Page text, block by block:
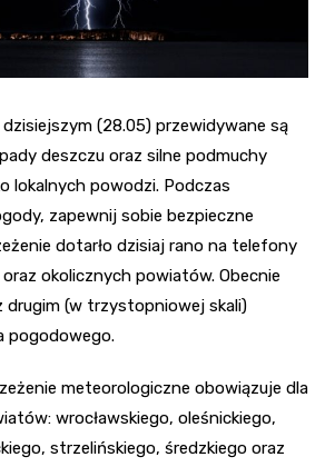
(28.05) przewidywane są
deszczu oraz silne podmuchy
lokalnych powodzi. Podczas
zapewnij sobie bezpieczne
dotarło dzisiaj rano na telefony
okolicznych powiatów. Obecnie
drugim (w trzystopniowej skali)
pogodowego.
meteorologiczne obowiązuje dla
wrocławskiego, oleśnickiego,
strzelińskiego, średzkiego oraz